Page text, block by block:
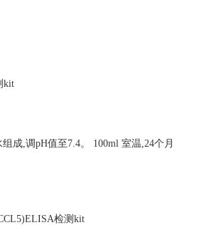
kit
成,调pH值至7.4。 100ml 室温,24个月
检测kit